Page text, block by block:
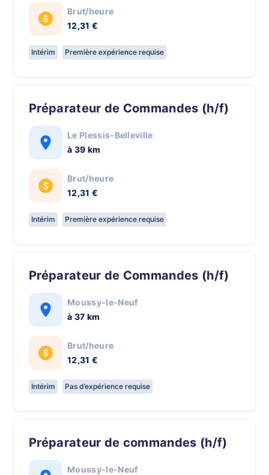
Brut/heure
12,31 €
Intérim Première expérience requise
Préparateur de Commandes (h/f)
Le Plessis-Belleville
à 39 km
Brut/heure
12,31 €
Intérim Première expérience requise
Préparateur de Commandes (h/f)
Moussy-le-Neuf
à 37 km
Brut/heure
12,31 €
Intérim Pas d’expérience requise
Préparateur de commandes (h/f)
Moussy-le-Neuf